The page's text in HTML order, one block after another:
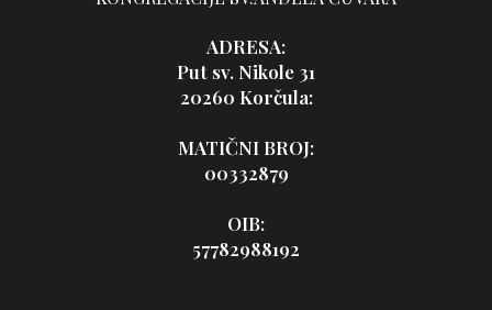
ADRESA:
Put sv. Nikole 31
20260 Korčula:
MATIČNI BROJ:
00332879
OIB:
57782988192